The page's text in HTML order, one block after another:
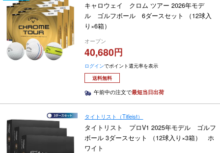
キャロウェイ クロム ツアー 2026年モデ
ル ゴルフボール 6ダースセット （12球入
り×6箱）
オープン
40,680
ログインでポイント還元率を表示
送料無料
午前中の注文で最短当日出荷
タイトリスト（Titleist）
タイトリスト プロV1 2025年モデル ゴルフ
ボール 3ダースセット （12球入り×3箱） ホ
ワイト